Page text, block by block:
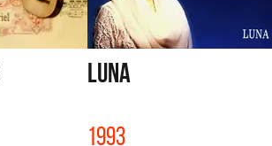
LUNA
1993